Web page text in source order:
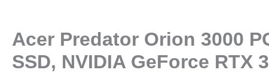
Acer Predator Orion 3000
SSD, NVIDIA GeForce